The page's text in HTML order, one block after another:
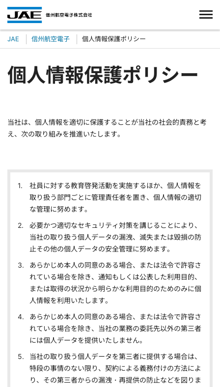
JAE 信州航空電子 個人情報保護ポリシー
個人情報保護ポリシー
当社は、個人情報を適切に保護することが当社の社会的責務と考
え、次の取り組みを推進いたします。
社員に対する教育啓発活動を実施するほか、個人情報を
取り扱う部門ごとに管理責任者を置き、個人情報の適切
な管理に努めます。
必要かつ適切なセキュリティ対策を講じることにより、
当社の取り扱う個人データの漏洩、滅失または毀損の防
止その他の個人データの安全管理に努めます。
あらかじめ本人の同意のある場合、または法令で許容さ
れている場合を除き、通知もしくは公表した利用目的、
または取得の状況から明らかな利用目的のためのみに個
人情報を利用いたします。
あらかじめ本人の同意のある場合、または法令で許容さ
れている場合を除き、当社の業務の委託先以外の第三者
には個人データを提供いたしません。
当社の取り扱う個人データを第三者に提供する場合は、
特段の事情のない限り、契約による義務付けの方法によ
り、その第三者からの漏洩・再提供の防止などを図りま